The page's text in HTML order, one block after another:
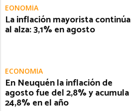
EONOMÍA
La inflación mayorista continúa
al alza: 3,1% en agosto
ECONOMÍA
En Neuquén la inflación de
agosto fue del 2,8% y acumula
24,8% en el año